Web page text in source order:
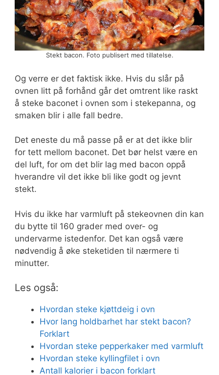
Stekt bacon. Foto publisert med tillatelse.
Og verre er det faktisk ikke. Hvis du slår på
ovnen litt på forhånd går det omtrent like raskt
å steke baconet i ovnen som i stekepanna, og
smaken blir i alle fall bedre.
Det eneste du må passe på er at det ikke blir
for tett mellom baconet. Det bør helst være en
del luft, for om det blir lag med bacon oppå
hverandre vil det ikke bli like godt og jevnt
stekt.
Hvis du ikke har varmluft på stekeovnen din kan
du bytte til 160 grader med over- og
undervarme istedenfor. Det kan også være
nødvendig å øke steketiden til nærmere ti
minutter.
Les også:
Hvordan steke kjøttdeig i ovn
Hvor lang holdbarhet har stekt bacon?
Forklart
Hvordan steke pepperkaker med varmluft
Hvordan steke kyllingfilet i ovn
Antall kalorier i bacon forklart